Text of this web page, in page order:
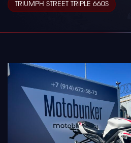
TRIUMPH STREET TRIPLE 660S